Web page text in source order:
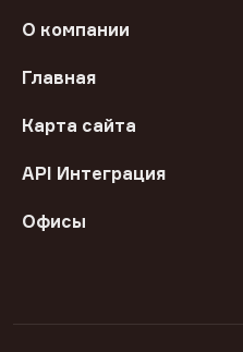
О компании
Главная
Карта сайта
API Интеграция
Офисы